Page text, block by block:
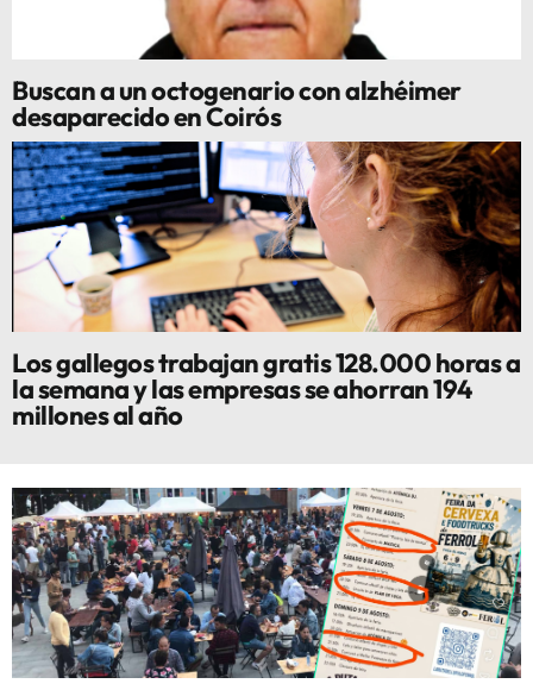
Buscan a un octogenario con alzhéimer
desaparecido en Coirós
Los gallegos trabajan gratis 128.000 horas a
la semana y las empresas se ahorran 194
millones al año